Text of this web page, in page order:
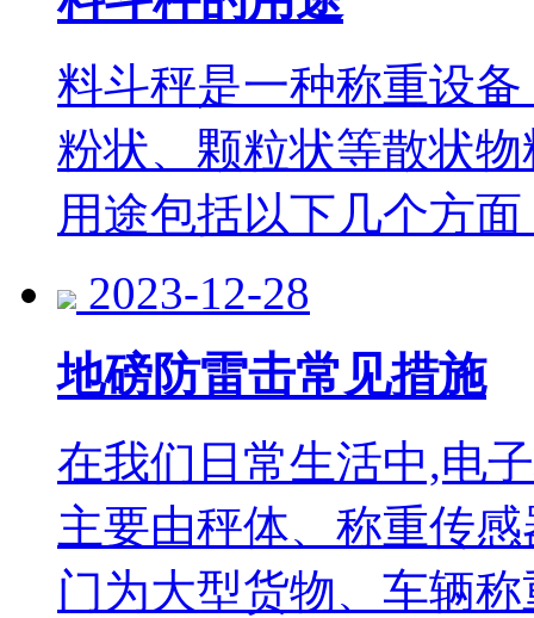
料斗秤是一种称重设
粉状、颗粒状等散状
用途包括以下几个方面
2023-12-28
地磅防雷击常见措施
在我们日常生活中,电
主要由秤体、称重传
门为大型货物、车辆